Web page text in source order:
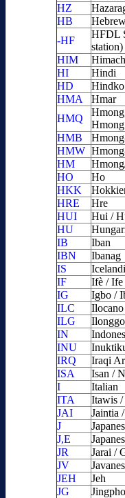
HZ
HB
-HF
HFDL
station)
HIM
HI
Hindi
HD
Hindko
HMA
Hmar
HMQ
Hmong
HMB
HMW
HM
HO
Ho
HKK
HRE
Hre
HUI
Hui /
HU
IB
Iban
IBN
Ibanag
IS
IF
Ifè / Ife
IG
Igbo /
ILC
Ilocano
ILG
Ilonggo
IN
INU
IRQ
Iraqi
ISA
Isan /
I
Italian
ITA
Itawis
JAI
Jaintia
J
J,E
JR
Jarai /
JV
JEH
Jeh
JG
Jingpho